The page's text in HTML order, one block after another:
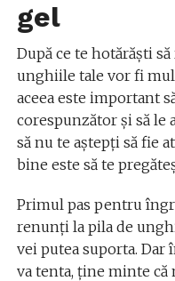
gel
După ce te hotărăști
unghiile tale vor fi
aceea este important
corespunzător și să le
să nu te aștepți să fie
bine este să te
Primul pas pentru
renunți la pila de
vei putea suporta. Dar
va tenta, ține minte că